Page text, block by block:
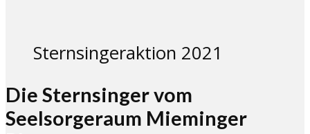
Sternsingeraktion 2021
Die Sternsinger vom
Seelsorgeraum Mieminger